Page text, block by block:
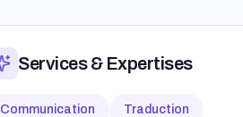
Services & Expertises
Communication Traduction